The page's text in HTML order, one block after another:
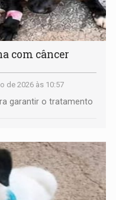
com câncer
de 2026 às 10:57
garantir o tratamento